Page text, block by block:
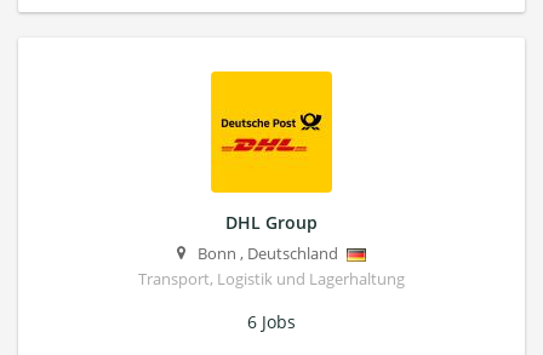
DHL Group
Bonn , Deutschland
Transport, Logistik und Lagerhaltung
6 Jobs